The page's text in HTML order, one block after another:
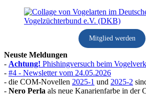
Mitglied werden
Neuste Meldungen
- Achtung! Phishingversuch beim
- #4 - Newsletter vom 24.05.2026
- die COM-Novellen 2025-1 und 2025-2
- Nero Perla als neue Kanarienfarbe in der